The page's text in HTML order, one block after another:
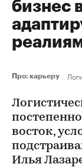
бизнес
Про: карьеру
восток,
Илья